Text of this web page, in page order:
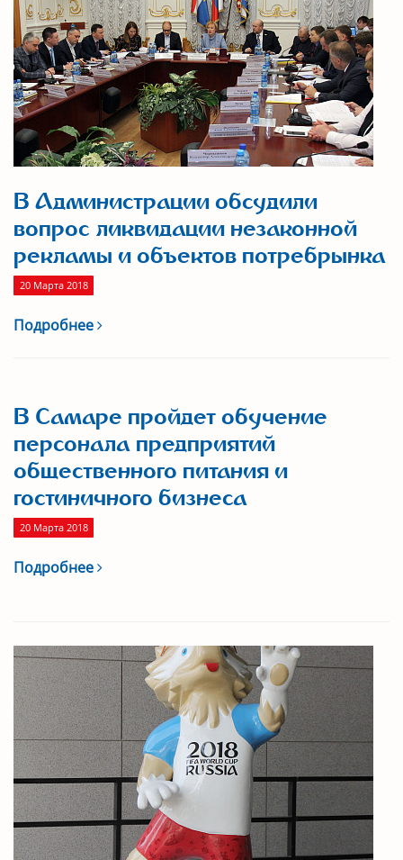
В Администрации обсудили
вопрос ликвидации незаконной
рекламы и объектов потребрынка
20 Марта 2018
Подробнее
В Самаре пройдет обучение
персонала предприятий
общественного питания и
гостиничного бизнеса
20 Марта 2018
Подробнее